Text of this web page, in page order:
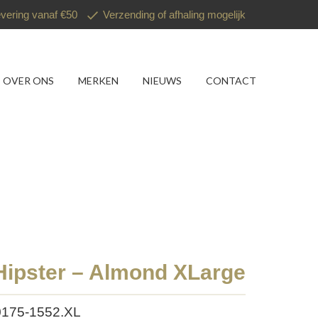
vanaf €50 Verzending of afhaling mogelijk
OVER ONS MERKEN NIEUWS CONTACT
– Almond XLarge
1552.XL